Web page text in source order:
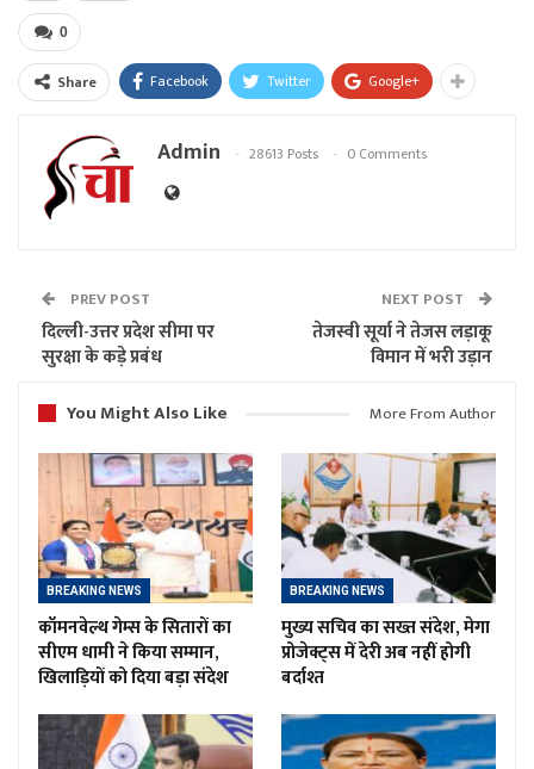
0
Share Facebook Twitter Google+
Admin 28613 Posts 0 Comments
PREV POST
दिल्ली-उत्तर प्रदेश सीमा पर
सुरक्षा के कड़े प्रबंध
NEXT POST
तेजस्वी सूर्या ने तेजस लड़ाकू
विमान में भरी उड़ान
You Might Also Like
More From Author
BREAKING NEWS
कॉमनवेल्थ गेम्स के सितारों का
सीएम धामी ने किया सम्मान,
खिलाड़ियों को दिया बड़ा संदेश
BREAKING NEWS
मुख्य सचिव का सख्त संदेश, मेगा
प्रोजेक्ट्स में देरी अब नहीं होगी
बर्दाश्त